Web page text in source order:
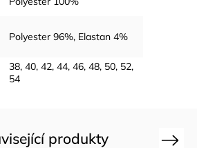
Polyester 96%, Elastan 4%
38, 40, 42, 44, 46, 48, 50, 52,
54
produkty Next